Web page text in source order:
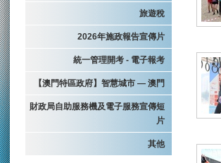
旅遊稅
2026年施政報告宣傳片
統一管理開考 - 電子報考
【澳門特區政府】智慧城市 — 澳門
財政局自助服務機及電子服務宣傳短
片
其他